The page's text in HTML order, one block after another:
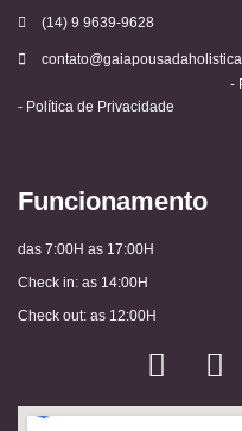
(14) 9 9639-9628
- Política de Privacidade
-
Funcionamento
das 7:00H as 17:00H
Check in: as 14:00H
Check out: as 12:00H